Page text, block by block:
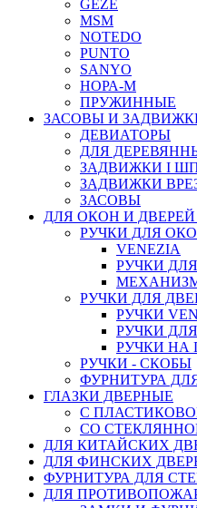
GEZE
MSM
NOTEDO
PUNTO
SANYO
НОРА-М
ПРУЖИННЫЕ
ЗАСОВЫ И
ДЕВИАТОРЫ
ДЛЯ
ЗАДВИЖКИ I
ЗАДВИЖКИ
ЗАСОВЫ
ДЛЯ ОКОН И
РУЧКИ ДЛЯ
VENEZIA
РУЧКИ
РУЧКИ ДЛЯ
РУЧКИ
РУЧКИ
РУЧКИ НА
РУЧКИ - СКОБЫ
ФУРНИТУРА
ГЛАЗКИ ДВЕРНЫЕ
С
СО
ДЛЯ КИТАЙСКИХ
ДЛЯ ФИНСКИХ
ФУРНИТУРА ДЛЯ
ДЛЯ